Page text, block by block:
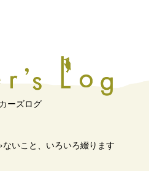
ーズログ
いこと、 いろいろ綴ります